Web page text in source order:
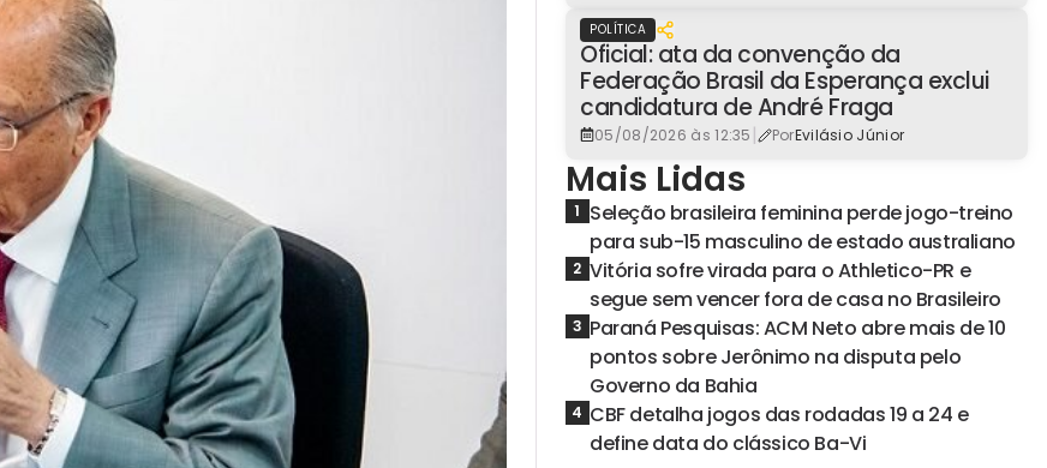
POLÍTICA
Oficial: ata da convenção da
Federação Brasil da Esperança exclui
candidatura de André Fraga
05/08/2026 às 12:35 | PorEvilásio Júnior
Mais Lidas
1 Seleção brasileira feminina perde jogo-treino
para sub-15 masculino de estado australiano
2 Vitória sofre virada para o Athletico-PR e
segue sem vencer fora de casa no Brasileiro
3 Paraná Pesquisas: ACM Neto abre mais de 10
pontos sobre Jerônimo na disputa pelo
Governo da Bahia
4 CBF detalha jogos das rodadas 19 a 24 e
define data do clássico Ba-Vi